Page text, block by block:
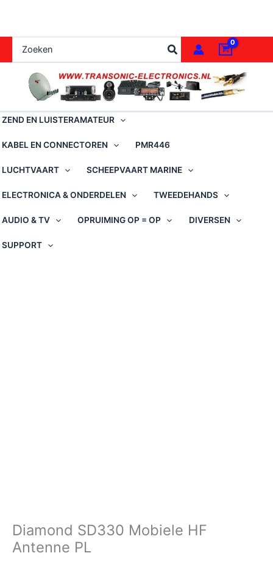
de
inhoud
naar:
ZEND EN LUISTERAMATEUR
KABEL EN CONNECTOREN PMR446
LUCHTVAART SCHEEPVAART MARINE
ELECTRONICA & ONDERDELEN TWEEDEHANDS
AUDIO & TV OPRUIMING OP = OP DIVERSEN
SUPPORT
Diamond SD330 Mobiele HF
Antenne PL